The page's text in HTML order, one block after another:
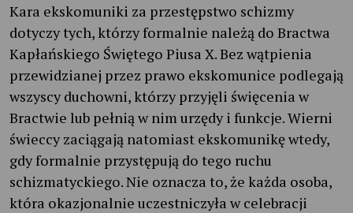
Kara ekskomuniki za przestępstwo schizmy
dotyczy tych, którzy formalnie należą do Bractwa
Kapłańskiego Świętego Piusa X. Bez wątpienia
przewidzianej przez prawo ekskomunice podlegają
wszyscy duchowni, którzy przyjęli święcenia w
Bractwie lub pełnią w nim urzędy i funkcje. Wierni
świeccy zaciągają natomiast ekskomunikę wtedy,
gdy formalnie przystępują do tego ruchu
schizmatyckiego. Nie oznacza to, że każda osoba,
która okazjonalnie uczestniczyła w celebracji